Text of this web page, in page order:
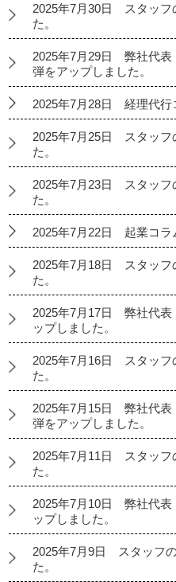
2025年7月30日 スタッフ
た。
2025年7月29日 弊社代表
弾をアップしました。
2025年7月28日 経理代行
2025年7月25日 スタッフ
た。
2025年7月23日 スタッフ
た。
2025年7月22日 起業コラ
2025年7月18日 スタッフ
た。
2025年7月17日 弊社代表
ップしました。
2025年7月16日 スタッフ
た。
2025年7月15日 弊社代表
弾をアップしました。
2025年7月11日 スタッフ
た。
2025年7月10日 弊社代表
ップしました。
2025年7月9日 スタッフ
た。